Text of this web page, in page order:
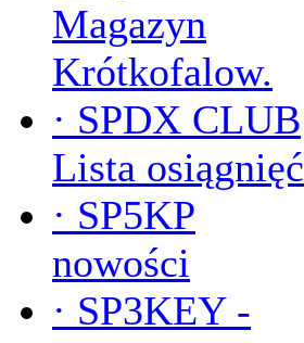
Magazyn
Krótkofalow.
· SPDX CLUB
Lista osiągnięć
· SP5KP
nowości
· SP3KEY -